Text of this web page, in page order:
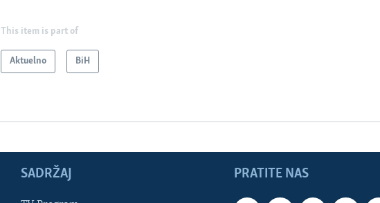
This item is part of
Aktuelno BiH
PRATITE NAS
SADRŽAJ